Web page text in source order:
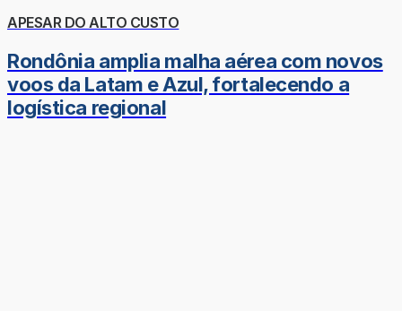
APESAR DO ALTO CUSTO
Rondônia amplia malha aérea com novos
voos da Latam e Azul, fortalecendo a
logística regional